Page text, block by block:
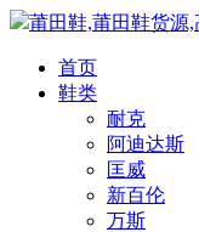
莆田鞋,莆田鞋货源
首页
鞋类
耐克
阿迪达斯
匡威
新百伦
万斯